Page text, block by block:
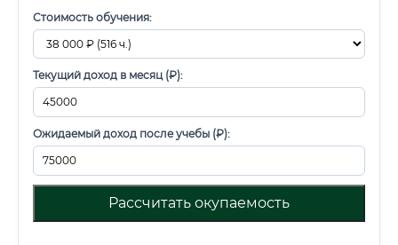
Стоимость обучения:
Текущий доход в месяц (₽):
Ожидаемый доход после учебы (₽):
Рассчитать окупаемость